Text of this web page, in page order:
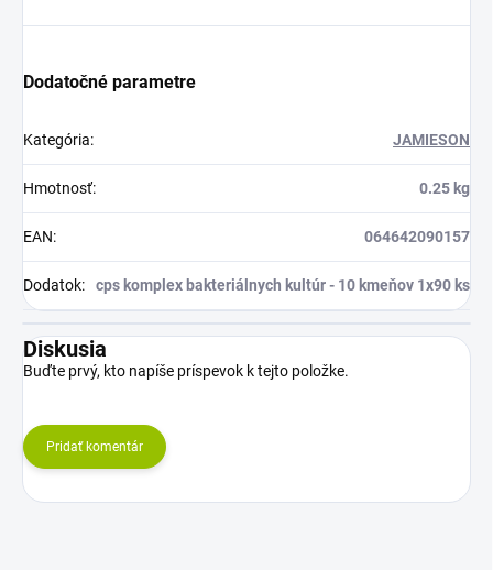
Dodatočné parametre
Kategória: JAMIESON
Hmotnosť: 0.25 kg
EAN: 064642090157
Dodatok: cps komplex bakteriálnych kultúr - 10 kmeňov 1x90 ks
Diskusia
Buďte prvý, kto napíše príspevok k tejto položke.
Pridať komentár